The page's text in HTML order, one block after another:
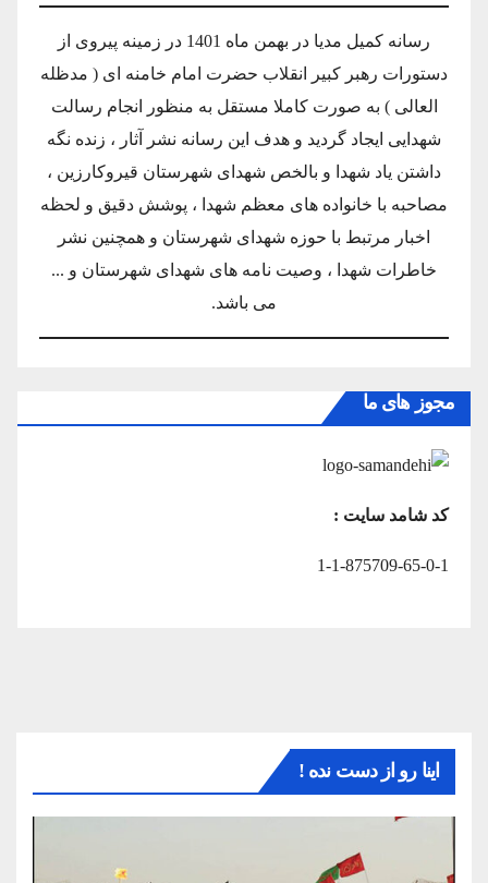
رسانه کمیل مدیا در بهمن ماه 1401 در زمینه پیروی از
دستورات رهبر کبیر انقلاب حضرت امام خامنه ای ( مدظله
العالی ) به صورت کاملا مستقل به منظور انجام رسالت
شهدایی ایجاد گردید و هدف این رسانه نشر آثار ، زنده نگه
داشتن یاد شهدا و بالخص شهدای شهرستان قیروکارزین ،
مصاحبه با خانواده های معظم شهدا ، پوشش دقیق و لحظه
اخبار مرتبط با حوزه شهدای شهرستان و همچنین نشر
خاطرات شهدا ، وصیت نامه های شهدای شهرستان و ...
می باشد.
مجوز های ما
کد شامد سایت :
1-1-875709-65-0-1
اینا رو از دست نده !